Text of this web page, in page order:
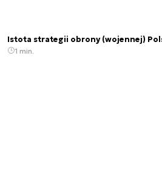
Istota strategii obrony (wojennej)
1 min.